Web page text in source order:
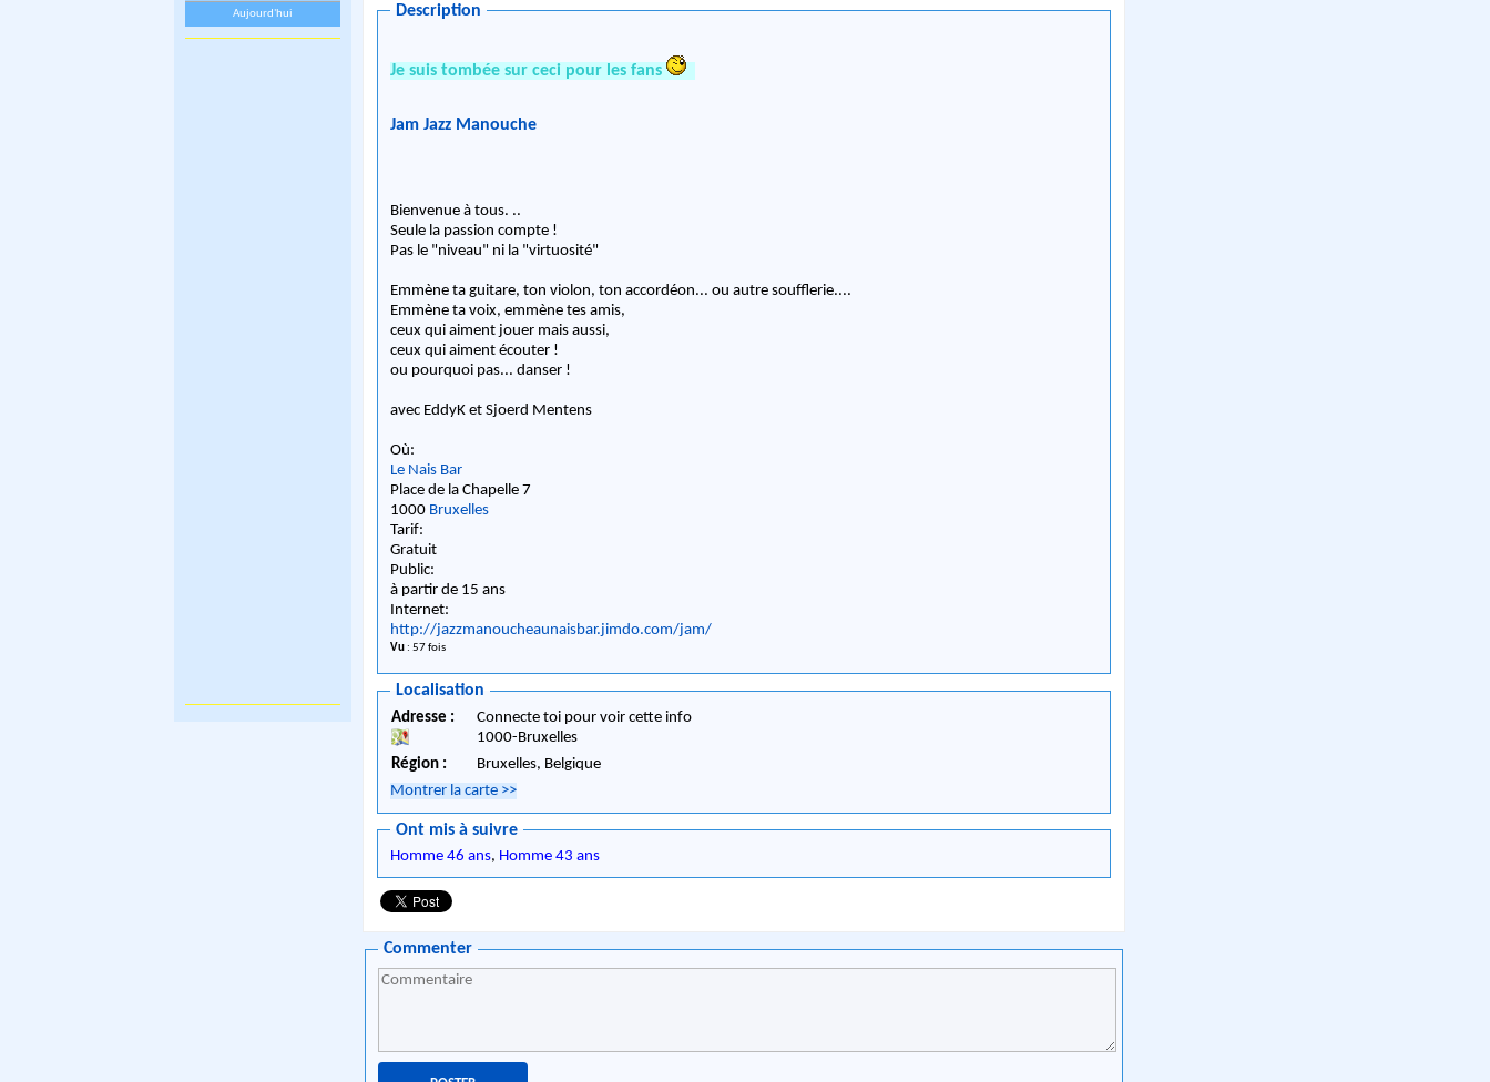
Aujourd'hui
Description
Je suis tombée sur ceci pour les fans
Jam Jazz Manouche
Bienvenue à tous. ..
Seule la passion compte !
Pas le "niveau" ni la "virtuosité"
Emmène ta guitare, ton violon, ton accordéon... ou autre soufflerie....
Emmène ta voix, emmène tes amis,
ceux qui aiment jouer mais aussi,
ceux qui aiment écouter !
ou pourquoi pas... danser !
avec EddyK et Sjoerd Mentens
Où:
Le Nais Bar
Place de la Chapelle 7
1000 Bruxelles
Tarif:
Gratuit
Public:
à partir de 15 ans
Internet:
http://jazzmanoucheaunaisbar.jimdo.com/jam/
Vu : 57 fois
Localisation
Adresse :
Connecte toi pour voir cette info
1000-Bruxelles
Région :
Bruxelles, Belgique
Montrer la carte >>
Ont mis à suivre
Homme 46 ans, Homme 43 ans
Commenter